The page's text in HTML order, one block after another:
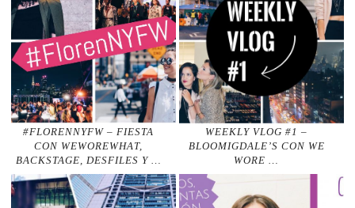
#FLORENNYFW – FIESTA
CON WEWOREWHAT,
BACKSTAGE, DESFILES Y …
WEEKLY VLOG #1 –
BLOOMIGDALE’S CON WE
WORE …